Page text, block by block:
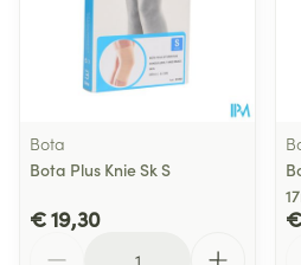
Bota
Bota Plus Knie Sk S
€ 19,30